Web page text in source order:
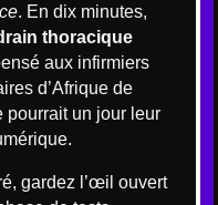
. En dix minutes,
thoracique
aux infirmiers
d’Afrique de
pourrait un jour leur
gardez l’œil ouvert